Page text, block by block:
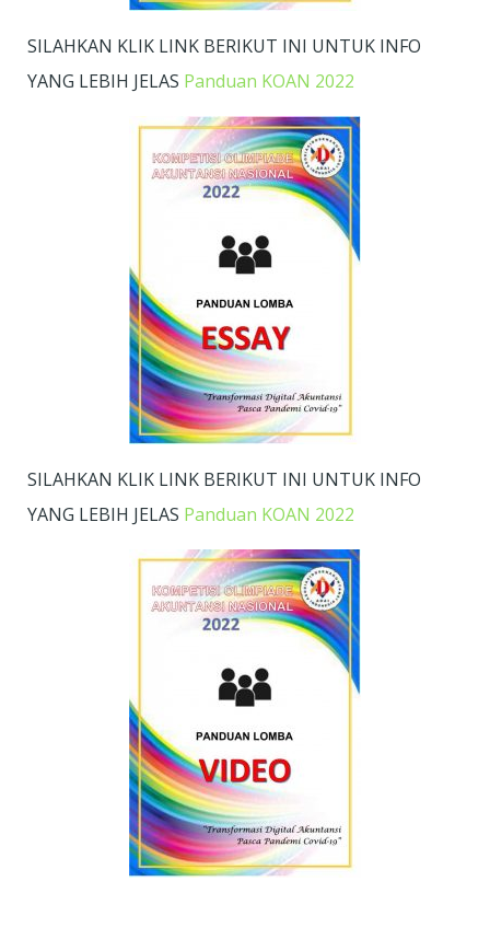
SILAHKAN KLIK LINK BERIKUT INI UNTUK INFO
YANG LEBIH JELAS Panduan KOAN 2022
SILAHKAN KLIK LINK BERIKUT INI UNTUK INFO
YANG LEBIH JELAS Panduan KOAN 2022